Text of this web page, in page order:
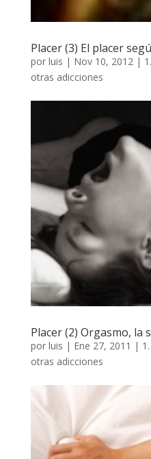
Placer (3) El placer
por luis | Nov 10, 2012|
otras adicciones
Placer (2) Orgasmo, la
por luis | Ene 27, 2011 |
otras adicciones